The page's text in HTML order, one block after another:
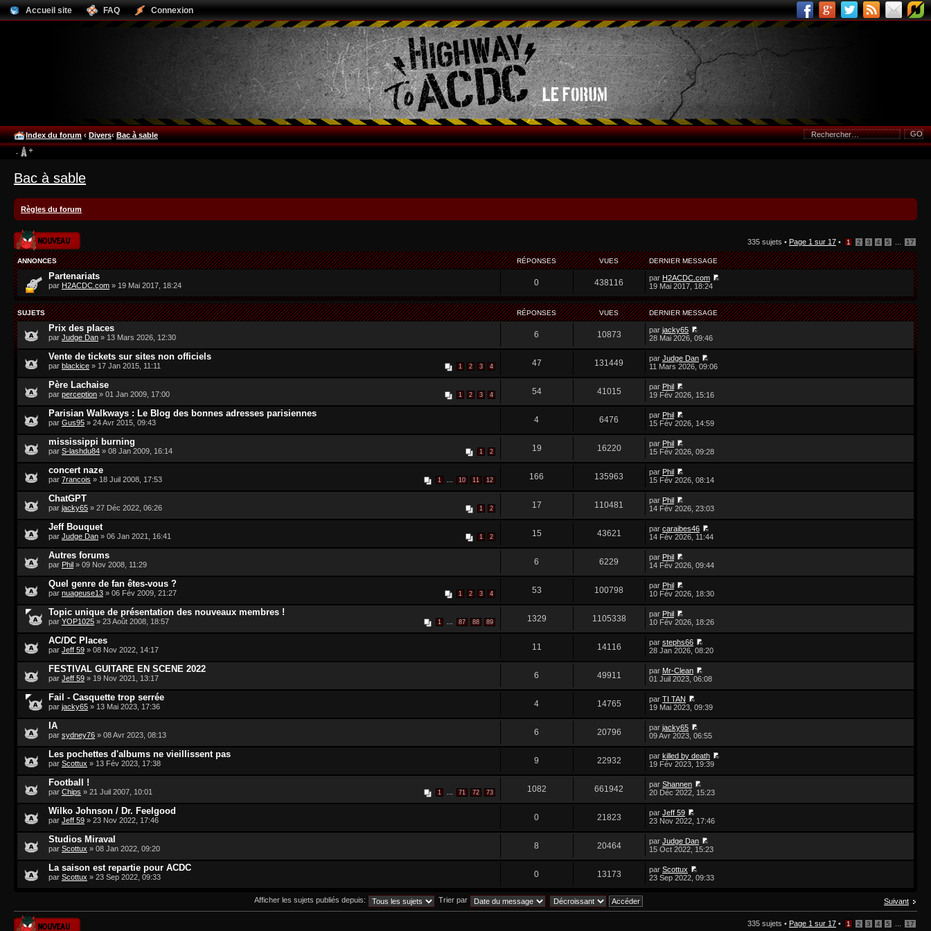
Accueil site FAQ Connexion
Index du forum ‹ Divers‹ Bac à sable
Bac à sable
Règles du forum
Publier un nouveau
sujet
335 sujets • Page 1 sur 17 • 1 2 3 4 5 17
ANNONCES RÉPONSES VUES DERNIER MESSAGE
Partenariats
par H2ACDC.com » 19 Mai 2017, 18:24 0 438116 par H2ACDC.com
19 Mai 2017, 18:24
SUJETS RÉPONSES VUES DERNIER MESSAGE
Prix des places
par Judge Dan » 13 Mars 2026, 12:30 6 10873 parjacky65
28 Mai 2026, 09:46
Vente de tickets sur sites non officiels
1 2 3 4
par blackice » 17 Jan 2015, 11:11 47 131449 parJudge Dan
11 Mars 2026, 09:06
Père Lachaise
1 2 3 4
par perception » 01 Jan 2009, 17:00 54 41015 par Phil
19 Fév 2026, 15:16
Parisian Walkways : Le Blog des bonnes adresses parisiennes
par Gus95 » 24 Avr 2015, 09:43 4 6476 par Phil
15 Fév 2026, 14:59
mississippi burning
1 2
par S-lashdu84 » 08 Jan 2009, 16:14 19 16220 par Phil
15 Fév 2026, 09:28
concert naze
1 10 11 12
par 7rancois » 18 Juil 2008, 17:53 166 135963 par Phil
15 Fév 2026, 08:14
ChatGPT
1 2
par jacky65 » 27 Déc 2022, 06:26 17 110481 par Phil
14 Fév 2026, 23:03
Jeff Bouquet
1 2
par Judge Dan » 06 Jan 2021, 16:41 15 43621 parcaraibes46
14 Fév 2026, 11:44
Autres forums
par Phil » 09 Nov 2008, 11:29 6 6229 par Phil
14 Fév 2026, 09:44
Quel genre de fan êtes-vous ?
1 2 3 4
par nuageuse13 » 06 Fév 2009, 21:27 53 100798 par Phil
10 Fév 2026, 18:30
Topic unique de présentation des nouveaux membres !
1 87 88 89
par YOP1025 » 23 Août 2008, 18:57 1329 1105338 par Phil
10 Fév 2026, 18:26
AC/DC Places
par Jeff 59 » 08 Nov 2022, 14:17 11 14116 parstephs66
28 Jan 2026, 08:20
FESTIVAL GUITARE EN SCENE 2022
par Jeff 59 » 19 Nov 2021, 13:17 6 49911 par Mr-Clean
01 Juil 2023, 06:08
Fail - Casquette trop serrée
par jacky65 » 13 Mai 2023, 17:36 4 14765 parTI TAN
19 Mai 2023, 09:39
IA
par sydney76 » 08 Avr 2023, 08:13 6 20796 parjacky65
09 Avr 2023, 06:55
Les pochettes d'albums ne vieillissent pas
par Scottux » 13 Fév 2023, 17:38 9 22932 parkilled by death
19 Fév 2023, 19:39
Football !
1 71 72 73
par Chips » 21 Juil 2007, 10:01 1082 661942 parShannen
20 Déc 2022, 15:23
Wilko Johnson / Dr. Feelgood
par Jeff 59 » 23 Nov 2022, 17:46 0 21823 parJeff 59
23 Nov 2022, 17:46
Studios Miraval
par Scottux » 08 Jan 2022, 09:20 8 20464 parJudge Dan
15 Oct 2022, 15:23
La saison est repartie pour ACDC
par Scottux » 23 Sep 2022, 09:33 0 13173 parScottux
23 Sep 2022, 09:33
Suivant
Afficher les sujets publiés depuis: Trier par
Publier un nouveau
sujet
335 sujets • Page 1 sur 17 • 1 2 3 4 5 17